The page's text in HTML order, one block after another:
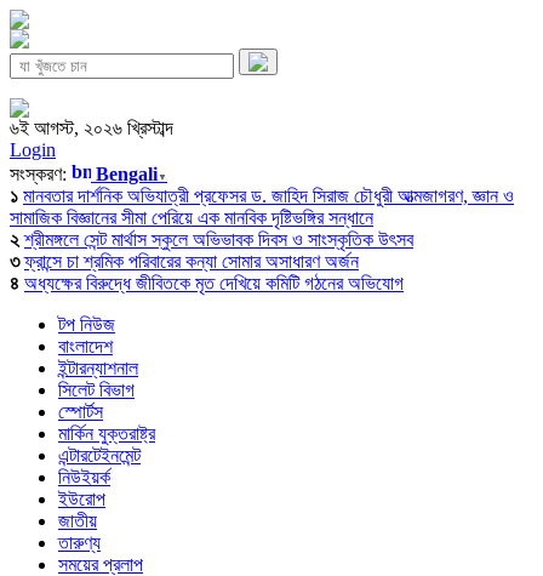
৬ই আগস্ট, ২০২৬ খ্রিস্টাব্দ
Login
সংস্করণ:
Bengali▼
১ মানবতার দার্শনিক অভিযাত্রী প্রফেসর ড. জাহিদ সিরাজ চৌধুরী আত্মজাগরণ, জ্ঞান ও
সামাজিক বিজ্ঞানের সীমা পেরিয়ে এক মানবিক দৃষ্টিভঙ্গির সন্ধানে
২ শ্রীমঙ্গলে সেন্ট মার্থাস স্কুলে অভিভাবক দিবস ও সাংস্কৃতিক উৎসব
৩ ফ্রান্সে চা শ্রমিক পরিবারের কন্যা সোমার অসাধারণ অর্জন
৪ অধ্যক্ষের বিরুদ্ধে জীবিতকে মৃত দেখিয়ে কমিটি গঠনের অভিযোগ
টপ নিউজ
বাংলাদেশ
ইন্টারন্যাশনাল
সিলেট বিভাগ
স্পোর্টস
মার্কিন যুক্তরাষ্ট্র
এন্টারটেইনমেন্ট
নিউইয়র্ক
ইউরোপ
জাতীয়
তারুণ্য
সময়ের প্রলাপ